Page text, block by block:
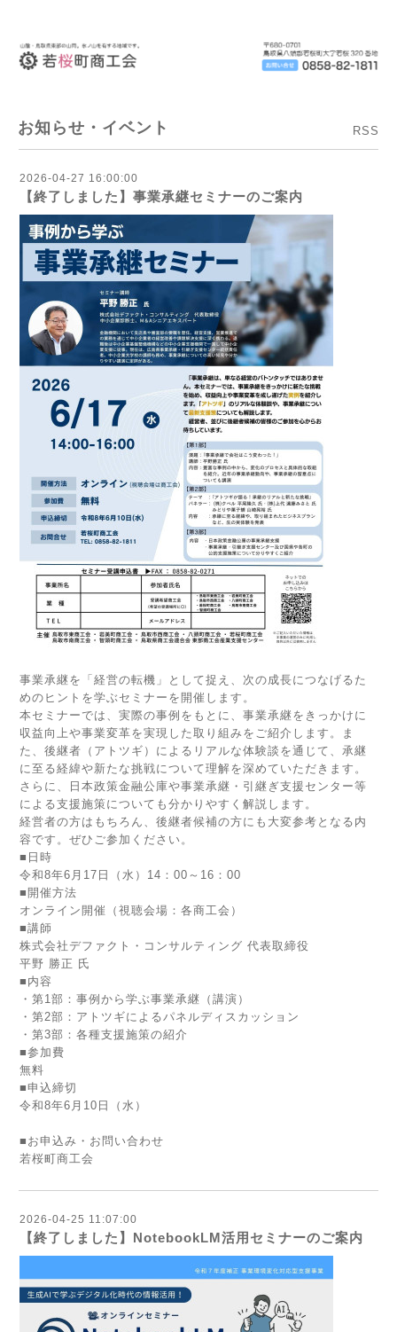
お知らせ・イベント RSS
2026-04-27 16:00:00
【終了しました】事業承継セミナーのご案内
事業承継を「経営の転機」として捉え、次の成長につなげるた
めのヒントを学ぶセミナーを開催します。
本セミナーでは、実際の事例をもとに、事業承継をきっかけに
収益向上や事業変革を実現した取り組みをご紹介します。ま
た、後継者（アトツギ）によるリアルな体験談を通じて、承継
に至る経緯や新たな挑戦について理解を深めていただきます。
さらに、日本政策金融公庫や事業承継・引継ぎ支援センター等
による支援施策についても分かりやすく解説します。
経営者の方はもちろん、後継者候補の方にも大変参考となる内
容です。ぜひご参加ください。
■日時
令和8年6月17日（水）14：00～16：00
■開催方法
オンライン開催（視聴会場：各商工会）
■講師
株式会社デファクト・コンサルティング 代表取締役
平野 勝正 氏
■内容
・第1部：事例から学ぶ事業承継（講演）
・第2部：アトツギによるパネルディスカッション
・第3部：各種支援施策の紹介
■参加費
無料
■申込締切
令和8年6月10日（水）
■お申込み・お問い合わせ
若桜町商工会
2026-04-25 11:07:00
【終了しました】NotebookLM活用セミナーのご案内